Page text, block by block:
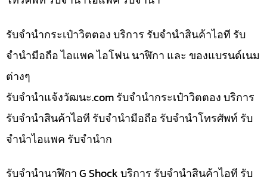
รับจำนำกระเป๋าวิตตอง บริการ รับจำนำสินค้าไอที รับ
จำนำมือถือ ไอแพค ไอโฟน นาฬิกา และ ของแบรนด์เนม
ต่างๆ
รับจํานําแจ้งวัฒนะ.com รับจำนำกระเป๋าวิตตอง บริการ
รับจำนำสินค้าไอที รับจำนำมือถือ รับจำนำโทรศัพท์ รับ
จำนำไอแพค รับจำนำก
รับจำนำนาฬิกา G Shock บริการ รับจำนำสินค้าไอที รับ